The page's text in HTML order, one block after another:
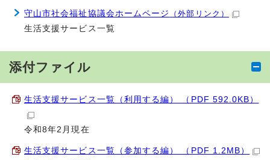
守山市社会福祉協議会ホームページ （外部リンク）
生活支援サービス一覧
添付ファイル
生活支援サービス一覧（利用する編） （PDF 592.0KB）
令和8年2月現在
生活支援サービス一覧（参加する編） （PDF 1.2MB）